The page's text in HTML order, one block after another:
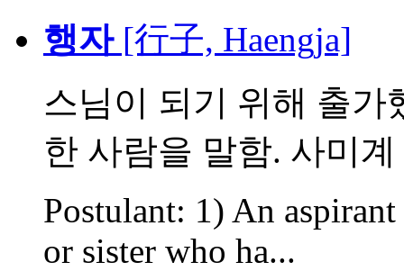
행자[行子, Haengja]
스님이 되기 위해 출가
한 사람을 말함. 사미계
Postulant: 1) An
or sister who ha...